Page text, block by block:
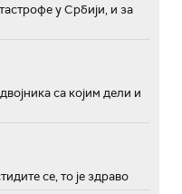
у Србији, и за
са којим дели и
се, то је здраво